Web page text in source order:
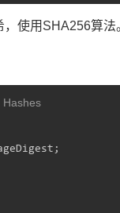
，使用SHA256算法